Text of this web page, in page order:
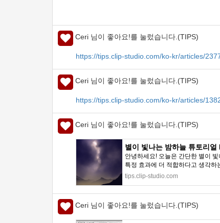
Ceri 님이 좋아요!를 눌렀습니다.(TIPS)
https://tips.clip-studio.com/ko-kr/articles/
Ceri 님이 좋아요!를 눌렀습니다.(TIPS)
https://tips.clip-studio.com/ko-kr/articles/
Ceri 님이 좋아요!를 눌렀습니다.(TIPS)
별이 빛나는 밤하늘 튜토리
안녕하세요! 오늘은 간단한 별이
특정 효과에 더 적합하다고 생각
tips.clip-studio.com
Ceri 님이 좋아요!를 눌렀습니다.(TIPS)